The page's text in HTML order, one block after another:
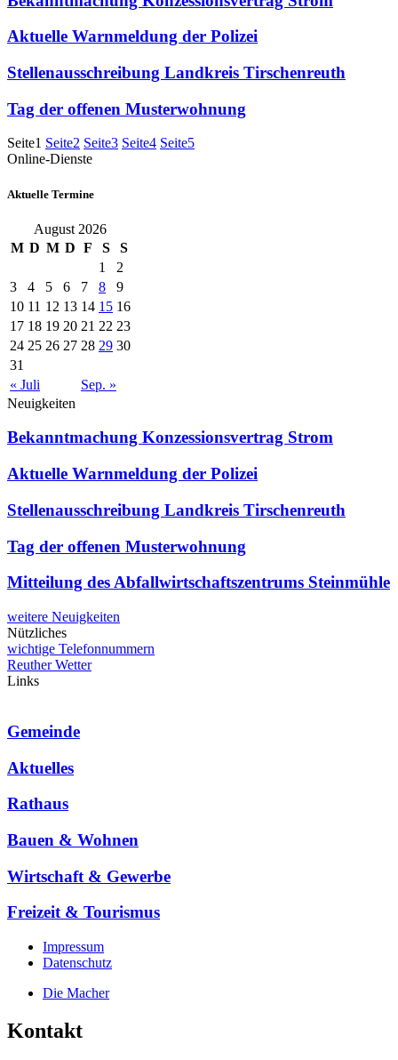
Aktuelle Warnmeldung der Polizei
Stellenausschreibung Landkreis Tirschenreuth
Tag der offenen Musterwohnung
Seite1 Seite2 Seite3 Seite4 Seite5
Online-Dienste
Aktuelle Termine
August 2026
M D M D F S
S
1
2
3
4 5 6 7 8
9
10 11 12 13 14 15 16
17 18 19 20 21 22 23
24 25 26 27 28 29 30
31
« Juli
Sep. »
Neuigkeiten
Bekanntmachung Konzessionsvertrag Strom
Aktuelle Warnmeldung der Polizei
Stellenausschreibung Landkreis Tirschenreuth
Tag der offenen Musterwohnung
Mitteilung des Abfallwirtschaftszentrums Steinmühle
weitere Neuigkeiten
Nützliches
wichtige Telefonnummern
Reuther Wetter
Links
Gemeinde
Aktuelles
Rathaus
Bauen & Wohnen
Wirtschaft & Gewerbe
Freizeit & Tourismus
Impressum
Datenschutz
Die Macher
Kontakt